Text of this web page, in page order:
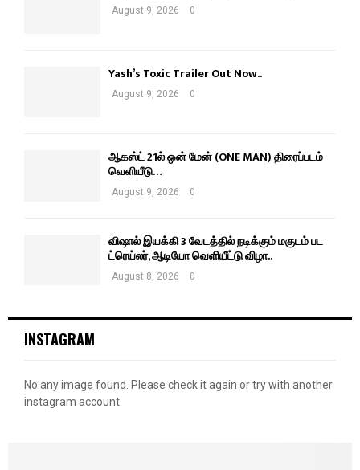
August 9, 2026 0
Yash’s Toxic Trailer Out Now..
August 9, 2026 0
ஆகஸ்ட் 21ல் ஒன் மேன் (ONE MAN) திரைப்படம்
வெளியீடு…
August 9, 2026 0
விஷால் இயக்கி 3 வேடத்தில் நடிக்கும் மகுடம் பட
ட்ரெய்லர், ஆடியோ வெளியீட்டு விழா..
August 8, 2026 0
INSTAGRAM
No any image found. Please check it again or try with another
instagram account.